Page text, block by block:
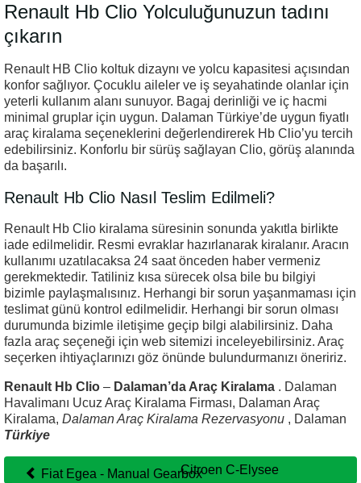
Renault Hb Clio Yolculuğunuzun tadını
çıkarın
Renault HB Clio koltuk dizaynı ve yolcu kapasitesi açısından
konfor sağlıyor. Çocuklu aileler ve iş seyahatinde olanlar için
yeterli kullanım alanı sunuyor. Bagaj derinliği ve iç hacmi
minimal gruplar için uygun. Dalaman Türkiye’de uygun fiyatlı
araç kiralama seçeneklerini değerlendirerek Hb Clio’yu tercih
edebilirsiniz. Konforlu bir sürüş sağlayan Clio, görüş alanında
da başarılı.
Renault Hb Clio Nasıl Teslim Edilmeli?
Renault Hb Clio kiralama süresinin sonunda yakıtla birlikte
iade edilmelidir. Resmi evraklar hazırlanarak kiralanır. Aracın
kullanımı uzatılacaksa 24 saat önceden haber vermeniz
gerekmektedir. Tatiliniz kısa sürecek olsa bile bu bilgiyi
bizimle paylaşmalısınız. Herhangi bir sorun yaşanmaması için
teslimat günü kontrol edilmelidir. Herhangi bir sorun olması
durumunda bizimle iletişime geçip bilgi alabilirsiniz. Daha
fazla araç seçeneği için web sitemizi inceleyebilirsiniz. Araç
seçerken ihtiyaçlarınızı göz önünde bulundurmanızı öneririz.
Renault Hb Clio – Dalaman’da Araç Kiralama . Dalaman
Havalimanı Ucuz Araç Kiralama Firması, Dalaman Araç
Kiralama, Dalaman Araç Kiralama Rezervasyonu , Dalaman
Türkiye
Fiat Egea - Manual GearboxCitroen C-Elysee